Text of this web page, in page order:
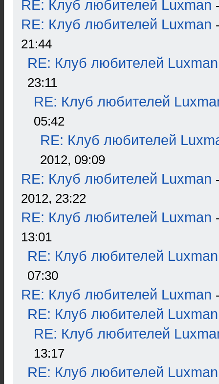
RE: Клуб любителей Luxman
RE: Клуб любителей Luxman
21:44
RE: Клуб любителей Luxman
23:11
RE: Клуб любителей
05:42
RE: Клуб любителей
2012, 09:09
RE: Клуб любителей Luxman
2012, 23:22
RE: Клуб любителей Luxman
13:01
RE: Клуб любителей Luxman
07:30
RE: Клуб любителей Luxman
RE: Клуб любителей Luxman
RE: Клуб любителей
13:17
RE: Клуб любителей Luxman